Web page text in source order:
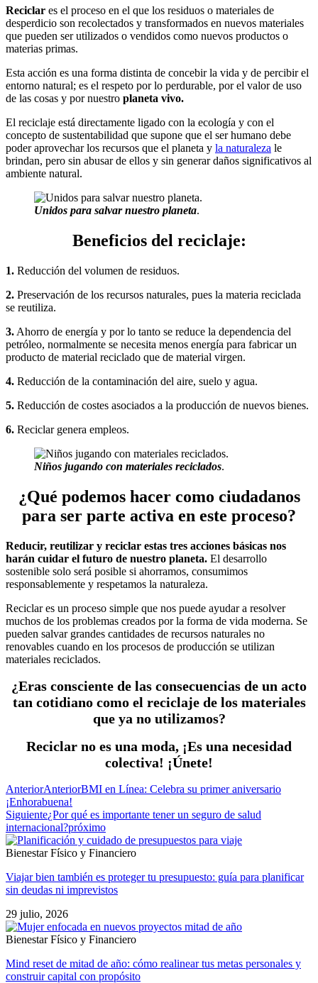
Reciclar es el proceso en el que los residuos o materiales de
desperdicio son recolectados y transformados en nuevos materiales
que pueden ser utilizados o vendidos como nuevos productos o
materias primas.
Esta acción es una forma distinta de concebir la vida y de percibir el
entorno natural; es el respeto por lo perdurable, por el valor de uso
de las cosas y por nuestro planeta vivo.
El reciclaje está directamente ligado con la ecología y con el
concepto de sustentabilidad que supone que el ser humano debe
poder aprovechar los recursos que el planeta y la naturaleza le
brindan, pero sin abusar de ellos y sin generar daños significativos al
ambiente natural.
Unidos para salvar nuestro planeta.
Beneficios del reciclaje:
1. Reducción del volumen de residuos.
2. Preservación de los recursos naturales, pues la materia reciclada
se reutiliza.
3. Ahorro de energía y por lo tanto se reduce la dependencia del
petróleo, normalmente se necesita menos energía para fabricar un
producto de material reciclado que de material virgen.
4. Reducción de la contaminación del aire, suelo y agua.
5. Reducción de costes asociados a la producción de nuevos bienes.
6. Reciclar genera empleos.
Niños jugando con materiales reciclados.
¿Qué podemos hacer como ciudadanos
para ser parte activa en este proceso?
Reducir, reutilizar y reciclar estas tres acciones básicas nos
harán cuidar el futuro de nuestro planeta. El desarrollo
sostenible solo será posible si ahorramos, consumimos
responsablemente y respetamos la naturaleza.
Reciclar es un proceso simple que nos puede ayudar a resolver
muchos de los problemas creados por la forma de vida moderna. Se
pueden salvar grandes cantidades de recursos naturales no
renovables cuando en los procesos de producción se utilizan
materiales reciclados.
¿Eras consciente de las consecuencias de un acto
tan cotidiano como el reciclaje de los materiales
que ya no utilizamos?
Reciclar no es una moda, ¡Es una necesidad
colectiva! ¡Únete!
AnteriorAnteriorBMI en Línea: Celebra su primer aniversario
¡Enhorabuena!
Siguiente¿Por qué es importante tener un seguro de salud
internacional?próximo
Bienestar Físico y Financiero
Viajar bien también es proteger tu presupuesto: guía para planificar
sin deudas ni imprevistos
29 julio, 2026
Bienestar Físico y Financiero
Mind reset de mitad de año: cómo realinear tus metas personales y
construir capital con propósito